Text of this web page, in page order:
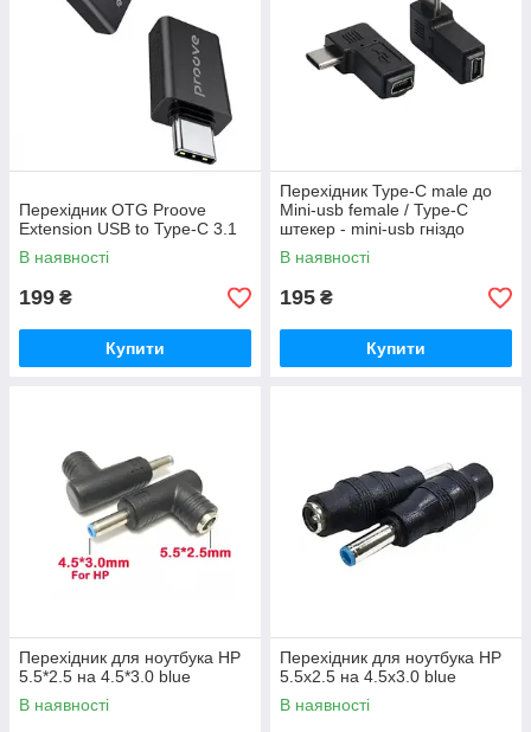
Перехідник OTG Proove
Extension USB to Type-C 3.1
В наявності
199 ₴
Купити
Перехідник Type-C male до
Mini-usb female / Type-C
штекер - mini-usb гніздо
В наявності
195 ₴
Купити
Перехідник для ноутбука HP
5.5*2.5 на 4.5*3.0 blue
В наявності
Перехідник для ноутбука HP
5.5x2.5 на 4.5x3.0 blue
В наявності